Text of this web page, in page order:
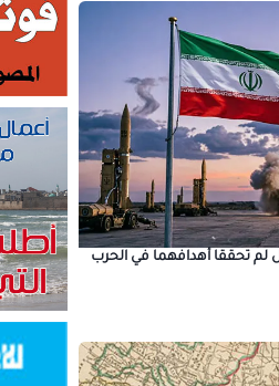
لم تحققا أهدافهما في الحرب